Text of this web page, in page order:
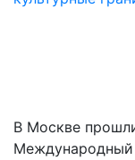
В Москве